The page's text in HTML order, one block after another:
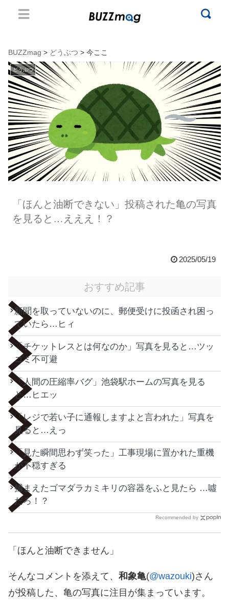
BUZZmag > どうぶつ > 今ここ
どうぶつ
「ほんと油断できない」投稿された亀の写真
を見ると…えええ！？
2025/05/19
おすすめ記事
新聞を取っていないのに、郵便受けに投函され困っ
ていたら…ヒィ
「チケットレスとは何なのか」写真を見ると…ツッ
コミ不可避
「人間の圧縮率バグ」池袋駅ホームの写真を見る
と…ヒエッ
「レジで若い子に通報しますよと言われた」写真を
見ると…えっ
「見た瞬間思わず笑った」工事現場に置かれた重機
が不穏すぎる
捕まえたゴマダラカミキリの容器をふと見たら …噓
だろ！？
Recommended by
「ほんと油断できません」
そんなコメントを添えて、 和象亀(@wazouki)さん
が投稿した、亀の写真に注目が集まっています。